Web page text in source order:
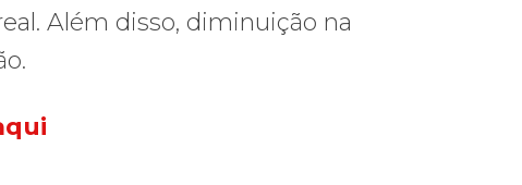
Além disso, diminuição na